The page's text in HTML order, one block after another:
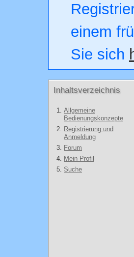
einem
Sie sich
Inhaltsverzeichnis
Allgemeine
Bedienungskonzepte
Registrierung und
Anmeldung
Forum
Mein Profil
Suche